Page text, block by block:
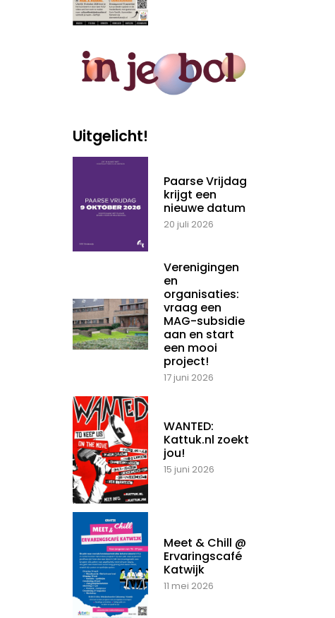
Uitgelicht!
Paarse Vrijdag
krijgt een
nieuwe datum
20 juli 2026
Verenigingen
en
organisaties:
vraag een
MAG-subsidie
aan en start
een mooi
project!
17 juni 2026
WANTED:
Kattuk.nl zoekt
jou!
15 juni 2026
Meet & Chill @
Ervaringscafé
Katwijk
11 mei 2026